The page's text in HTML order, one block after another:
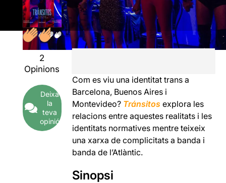
2
Opinions
Deixa
la
teva
opinió
Com es viu una identitat trans a
Barcelona, Buenos Aires i
Montevideo? Tránsitos explora les
relacions entre aquestes realitats i les
identitats normatives mentre teixeix
una xarxa de complicitats a banda i
banda de l’Atlàntic.
Sinopsi